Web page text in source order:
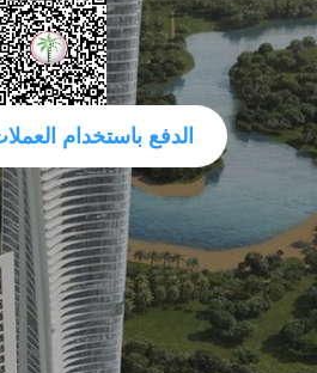
الدفع باستخدام